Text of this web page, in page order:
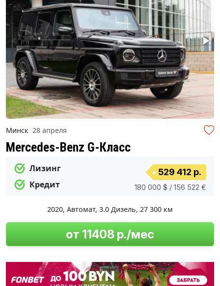
Минск 28 апреля
Mercedes-Benz G-Класс
Лизинг
Кредит
529 412 р.
180 000 $ / 156 522 €
2020, Автомат, 3.0 Дизель, 27 300 км
от 11408 р./мес